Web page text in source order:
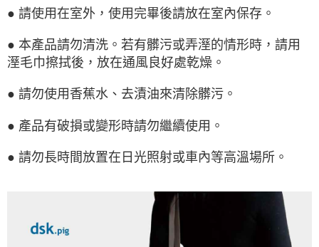
● 請使用在室外，使用完畢後請放在室內保存。
● 本產品請勿清洗。若有髒污或弄溼的情形時，請用
溼毛巾擦拭後，放在通風良好處乾燥。
● 請勿使用香蕉水、去漬油來清除髒污。
● 產品有破損或變形時請勿繼續使用。
● 請勿長時間放置在日光照射或車內等高溫場所。